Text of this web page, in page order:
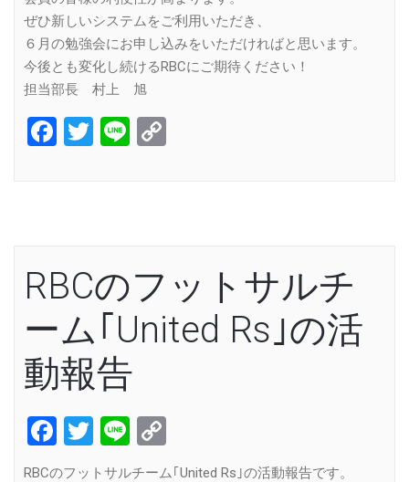
ぜひ新しいシステムをご利用いただき、
６月の勉強会にお申し込みをいただければと思います。
今後とも変化し続けるRBCにご期待ください！
担当部長 村上 旭
Facebook
Twitter
Line
RBCのフットサルチ
ーム｢United Rs｣の活
動報告
Facebook
Twitter
Line
Link
RBCのフットサルチーム｢United Rs｣の活動報告です。